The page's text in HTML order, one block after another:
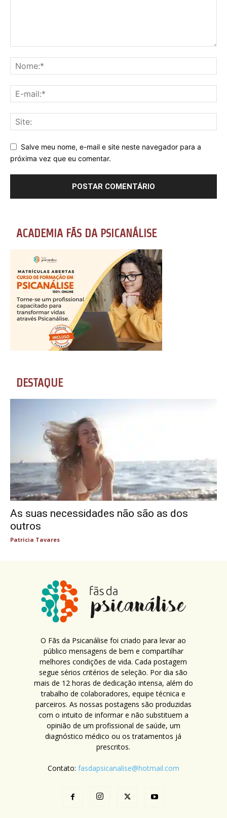
Salve meu nome, e-mail e site neste navegador para a
próxima vez que eu comentar.
ACADEMIA FÃS DA PSICANÁLISE
DESTAQUE
As suas necessidades não são as dos
outros
Patricia Tavares
O Fãs da Psicanálise foi criado para levar ao
público mensagens de bem e compartilhar
melhores condições de vida. Cada postagem
segue sérios critérios de seleção. Por dia são
mais de 12 horas de dedicação intensa, além do
trabalho de colaboradores, equipe técnica e
parceiros. As nossas postagens são produzidas
com o intuito de informar e não substituem a
opinião de um profissional de saúde, um
diagnóstico médico ou os tratamentos já
prescritos.
Contato: fasdapsicanalise@hotmail.com